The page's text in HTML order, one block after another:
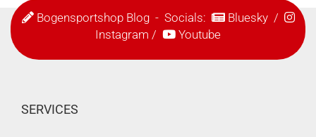
Bogensportshop Blog- Socials: Bluesky/
Instagram / Youtube
SERVICES